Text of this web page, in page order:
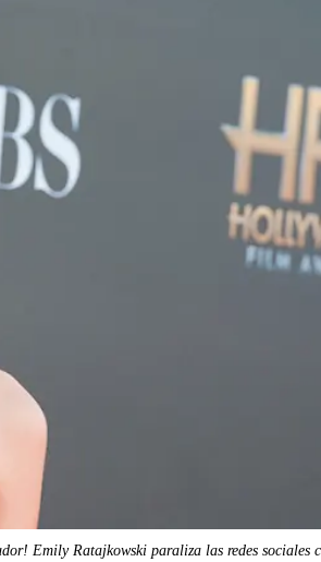
Emily Ratajkowski paraliza las redes sociales